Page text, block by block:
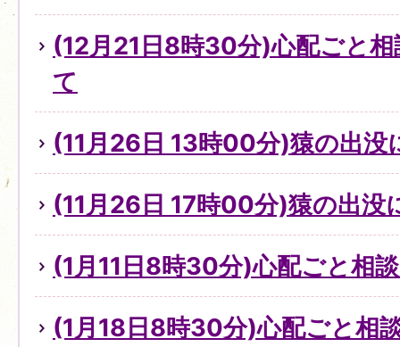
(12月21日8時30分)心配ごと
て
(11月26日 13時00分)猿の出没
(11月26日 17時00分)猿の出没
(1月11日8時30分)心配ごと相
(1月18日8時30分)心配ごと相